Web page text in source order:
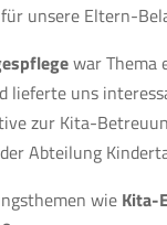
unsere Eltern-
war Thema
lieferte uns
zur Kita-
Abteilung
wie Kita-